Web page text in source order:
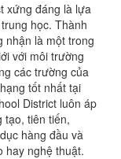
xứng đáng là lựa
học. Thành
nhận là một trong
với môi trường
các trường của
tốt nhất tại
District luôn áp
tạo, tiên tiến,
hàng đầu và
hay nghệ thuật.